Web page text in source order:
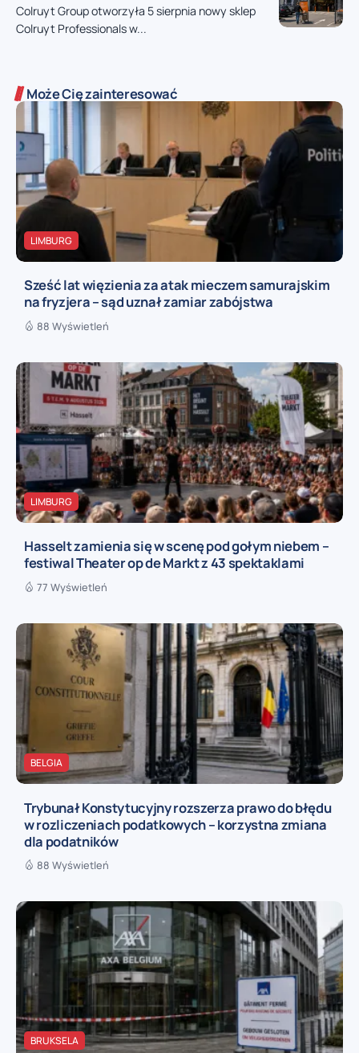
Colruyt Group otworzyła 5 sierpnia nowy sklep
Colruyt Professionals w...
Może Cię zainteresować
LIMBURG
Sześć lat więzienia za atak mieczem samurajskim
na fryzjera – sąd uznał zamiar zabójstwa
88 Wyświetleń
LIMBURG
Hasselt zamienia się w scenę pod gołym niebem –
festiwal Theater op de Markt z 43 spektaklami
77 Wyświetleń
BELGIA
Trybunał Konstytucyjny rozszerza prawo do błędu
w rozliczeniach podatkowych – korzystna zmiana
dla podatników
88 Wyświetleń
BRUKSELA